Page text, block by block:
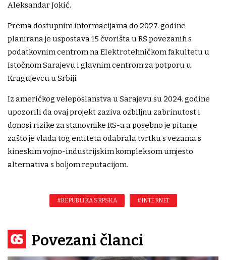
Aleksandar Jokić.
Prema dostupnim informacijama do 2027. godine
planirana je uspostava 15 čvorišta u RS povezanih s
podatkovnim centrom na Elektrotehničkom fakultetu u
Istočnom Sarajevu i glavnim centrom za potporu u
Kragujevcu u Srbiji
Iz američkog veleposlanstva u Sarajevu su 2024. godine
upozorili da ovaj projekt zaziva ozbiljnu zabrinutost i
donosi rizike za stanovnike RS-a a posebno je pitanje
zašto je vlada tog entiteta odabrala tvrtku s vezama s
kineskim vojno-industrijskim kompleksom umjesto
alternativa s boljom reputacijom.
#REPUBLIKA SRPSKA #INTERNET
Povezani članci